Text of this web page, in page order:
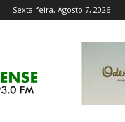
Sexta-feira, Agosto 7, 2026